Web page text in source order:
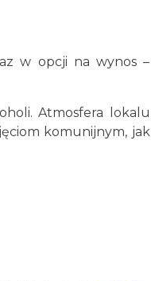
w opcji na wynos –
Atmosfera lokalu
komunijnym, jak